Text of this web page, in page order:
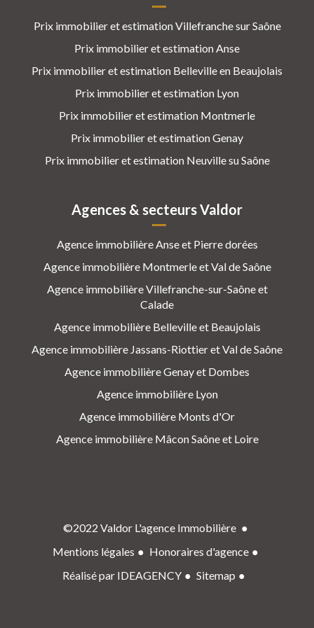
Prix immobilier et estimation Villefranche sur Saône
Prix immobilier et estimation Anse
Prix immobilier et estimation Belleville en Beaujolais
Prix immobilier et estimation Lyon
Prix immobilier et estimation Montmerle
Prix immobilier et estimation Genay
Prix immobilier et estimation Neuville su Saône
Agences & secteurs Valdor
Agence immobilière Anse et Pierre dorées
Agence immobilière Montmerle et Val de Saône
Agence immobilière Villefranche-sur-Saône et
Calade
Agence immobilière Belleville et Beaujolais
Agence immobilière Jassans-Riottier et Val de Saône
Agence immobilière Genay et Dombes
Agence immobilière Lyon
Agence immobilière Monts d'Or
Agence immobilière Mâcon Saône et Loire
©2022 Valdor L'agence Immobilière
Mentions légales
Honoraires d'agence
Réalisé par IDEAGENCY
Sitemap